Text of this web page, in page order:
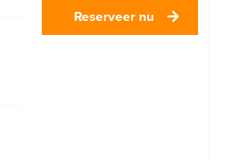
Reserveer nu